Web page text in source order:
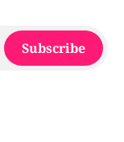
Subscribe